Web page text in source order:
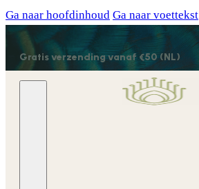
Ga naar hoofdinhoud Ga naar voettekst
Gratis verzending vanaf €50 (NL)